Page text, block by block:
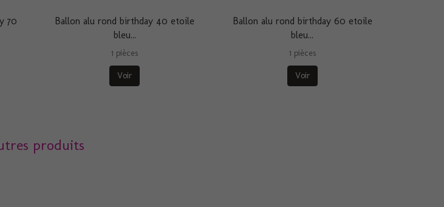
70
Ballon alu rond birthday 40 etoile
bleu...
1 pièces
Voir
Ballon alu rond birthday 60 etoile
bleu...
1 pièces
Voir
produits